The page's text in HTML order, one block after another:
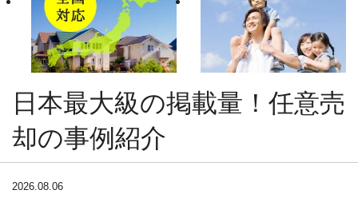
日本最大級の掲載量！任意売
却の事例紹介
2026.08.06